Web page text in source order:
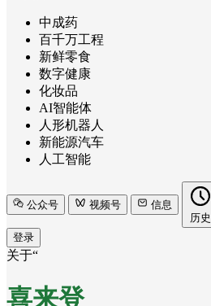
中成药
百千万工程
新鲜零食
数字健康
化妆品
AI智能体
人形机器人
新能源汽车
人工智能
公众号 视频号
信息
历史
登录
关于“
喜来登